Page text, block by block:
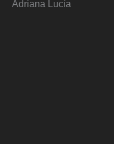
Adriana Lucía